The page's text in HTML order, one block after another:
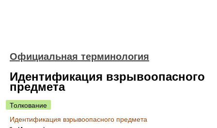
Официальная терминология
Идентификация взрывоопасного
предмета
Толкование
Идентификация взрывоопасного предмета